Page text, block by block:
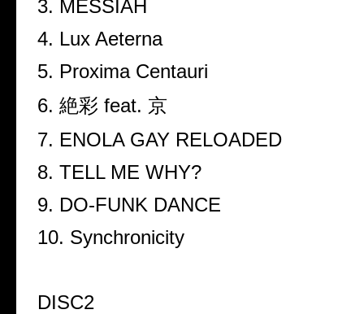
3. MESSIAH
4. Lux Aeterna
5. Proxima Centauri
6. 絶彩 feat. 京
7. ENOLA GAY RELOADED
8. TELL ME WHY?
9. DO-FUNK DANCE
10. Synchronicity
DISC2